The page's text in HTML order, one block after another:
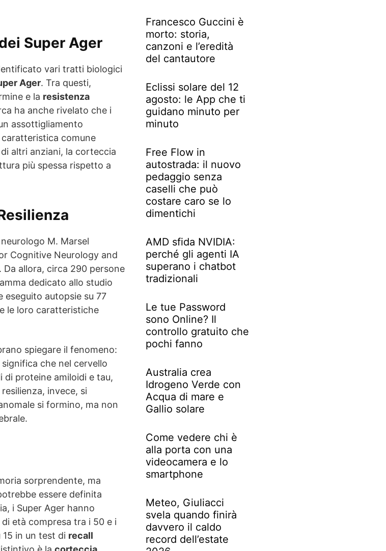
Super Ager
vari tratti biologici
Ager. Tra questi,
e la resistenza
ha anche rivelato che i
assottigliamento
comune
altri anziani, la corteccia
più spessa rispetto a
M. Marsel
Cognitive Neurology and
Da allora, circa 290 persone
dedicato allo studio
eseguito autopsie su 77
le loro caratteristiche
spiegare il fenomeno:
che nel cervello
proteine amiloidi e tau,
resilienza, invece, si
si formino, ma non
sorprendente, ma
essere definita
i Super Ager hanno
età compresa tra i 50 e i
in un test di recall
Francesco Guccini è
morto: storia,
canzoni e l’eredità
del cantautore
Eclissi solare del 12
agosto: le App che ti
guidano minuto per
minuto
Free Flow in
autostrada: il nuovo
pedaggio senza
caselli che può
costare caro se lo
dimentichi
AMD sfida NVIDIA:
perché gli agenti IA
superano i chatbot
tradizionali
Le tue Password
sono Online? Il
controllo gratuito che
pochi fanno
Australia crea
Idrogeno Verde con
Acqua di mare e
Gallio solare
Come vedere chi è
alla porta con una
videocamera e lo
smartphone
Meteo, Giuliacci
svela quando finirà
davvero il caldo
record dell’estate